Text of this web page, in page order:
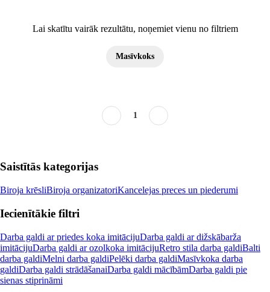
Lai skatītu vairāk rezultātu, noņemiet vienu no filtriem
Masīvkoks
1
Saistītās kategorijas
Biroja krēsliBiroja organizatoriKancelejas preces un piederumi
Iecienītākie filtri
Darba galdi ar priedes koka imitācijuDarba galdi ar dižskābarža
imitācijuDarba galdi ar ozolkoka imitācijuRetro stila darba galdiBalti
darba galdiMelni darba galdiPelēki darba galdiMasīvkoka darba
galdiDarba galdi strādāšanaiDarba galdi mācībāmDarba galdi pie
sienas stiprināmi